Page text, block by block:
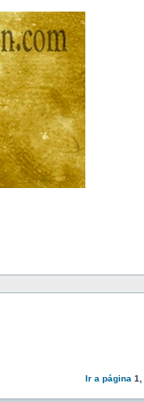
Ir a página 1